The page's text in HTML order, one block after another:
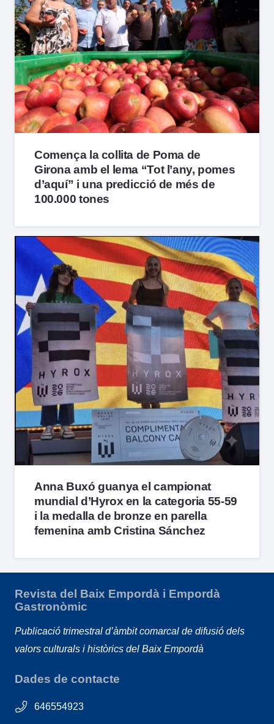
Comença la collita de Poma de
Girona amb el lema “Tot l’any, pomes
d’aquí” i una predicció de més de
100.000 tones
Anna Buxó guanya el campionat
mundial d’Hyrox en la categoria 55-59
i la medalla de bronze en parella
femenina amb Cristina Sánchez
Revista del Baix Empordà i Empordà
Gastronòmic
Publicació trimestral d’àmbit comarcal de difusió dels
valors culturals i històrics del Baix Empordà
Dades de contacte
646554923